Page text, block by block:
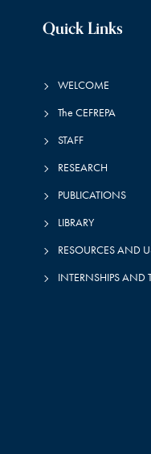
Quick Links
WELCOME
The CEFREPA
STAFF
RESEARCH
PUBLICATIONS
LIBRARY
RESOURCES AND
INTERNSHIPS AND